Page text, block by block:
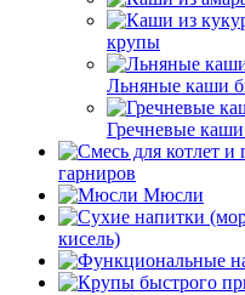
крупы
Льняные каши
Гречневые
гарниров
Мюсли
кисель)